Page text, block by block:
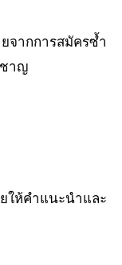
จากการสมัครซ้ำ
ชาญ
ให้คำแนะนำและ